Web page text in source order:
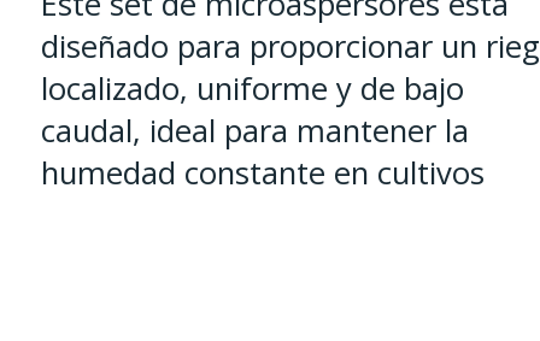
diseñado para proporcionar un
localizado, uniforme y de bajo
caudal, ideal para mantener la
humedad constante en cultivos